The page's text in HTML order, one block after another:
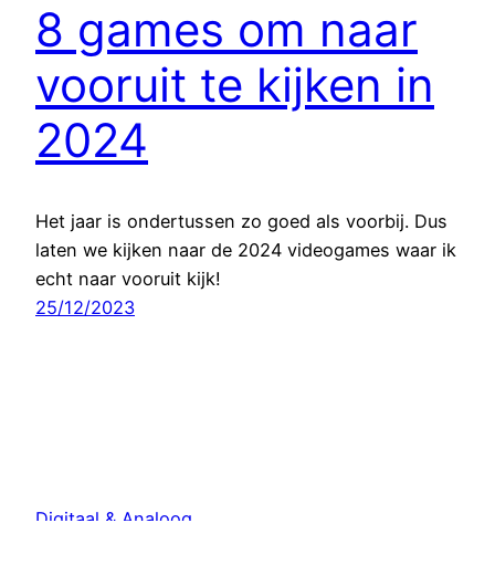
8 games om naar
vooruit te kijken in
2024
Het jaar is ondertussen zo goed als voorbij. Dus
laten we kijken naar de 2024 videogames waar ik
echt naar vooruit kijk!
25/12/2023
Digitaal & Analoog